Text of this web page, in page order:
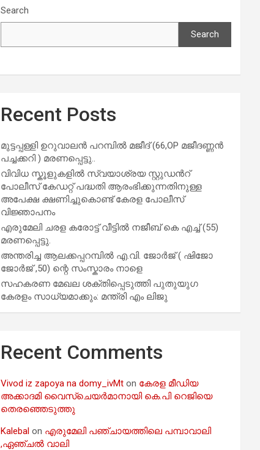
Search
Search
Recent Posts
മുട്ടപ്പള്ളി ഉറുവാലൻ പറമ്പിൽ മജീദ് (66,OP മജീദണ്ണൻ
പച്ചക്കറി ) മരണപ്പെട്ടു..
വിവിധ സ്കൂളുകളില്‍ സ്വയാശ്രയ സ്റ്റുഡന്‍റ്
പോലീസ് കേഡറ്റ് പദ്ധതി ആരംഭിക്കുന്നതിനുള്ള
അപേക്ഷ ക്ഷണിച്ചുകൊണ്ട് കേരള പോലീസ്
വിജ്ഞാപനം
എരുമേലി ചരള കരോട്ട് വീട്ടിൽ നജീബ് കെ എച്ച് (55)
മരണപ്പെട്ടു.
അന്തരിച്ച ആ​ല​ക്ക​പ്പ​റമ്പിൽ​ എ.​വി. ജോ​ർ​ജ് ( ഷിജോ
ജോർജ് ,50) ന്റെ സംസ്കാരം നാളെ
സഹകരണ മേഖല ശക്തിപ്പെടുത്തി പുതുയുഗ
കേരളം സാധ്യമാക്കും: മന്ത്രി എം ലിജു
Recent Comments
Vivod iz zapoya na domy_ivMt on കേരള മീഡിയ
അക്കാദമി വൈസ്ചെയർമാനായി കെ.പി റെജിയെ
തെരഞ്ഞെടുത്തു
Kalebal on എരുമേലി പഞ്ചായത്തിലെ പമ്പാവാലി
,ഏഞ്ചൽ വാലി